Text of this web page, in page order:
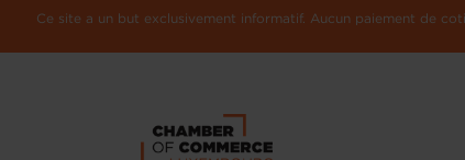
Ce site a un but exclusivement informatif. Aucun paiement de